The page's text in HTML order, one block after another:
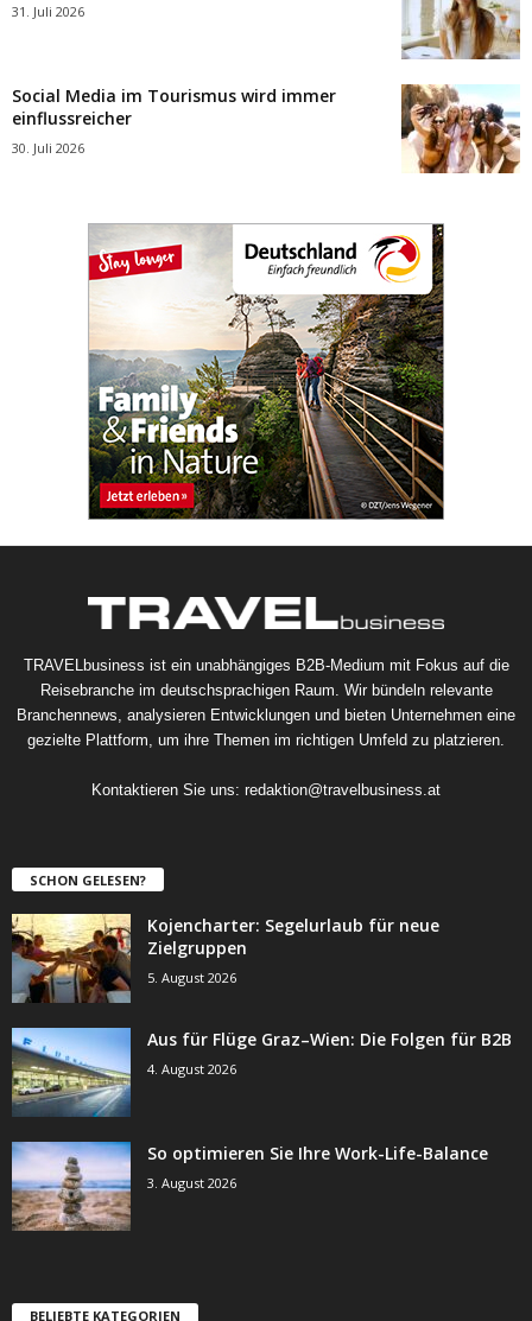
31. Juli 2026
Social Media im Tourismus wird immer
einflussreicher
30. Juli 2026
TRAVELbusiness ist ein unabhängiges B2B-Medium mit Fokus auf die
Reisebranche im deutschsprachigen Raum. Wir bündeln relevante
Branchennews, analysieren Entwicklungen und bieten Unternehmen eine
gezielte Plattform, um ihre Themen im richtigen Umfeld zu platzieren.
Kontaktieren Sie uns: redaktion@travelbusiness.at
SCHON GELESEN?
Kojencharter: Segelurlaub für neue
Zielgruppen
5. August 2026
Aus für Flüge Graz–Wien: Die Folgen für B2B
4. August 2026
So optimieren Sie Ihre Work-Life-Balance
3. August 2026
BELIEBTE KATEGORIEN